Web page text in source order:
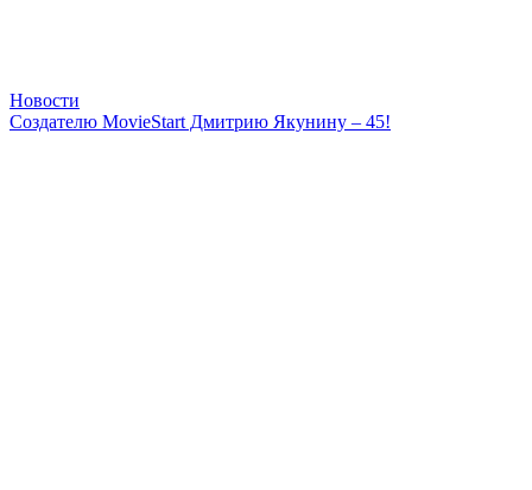
Новости
Создателю MovieStart Дмитрию Якунину – 45!